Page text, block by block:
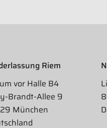
Riem
vor Halle B4
Brandt-Allee 9
München